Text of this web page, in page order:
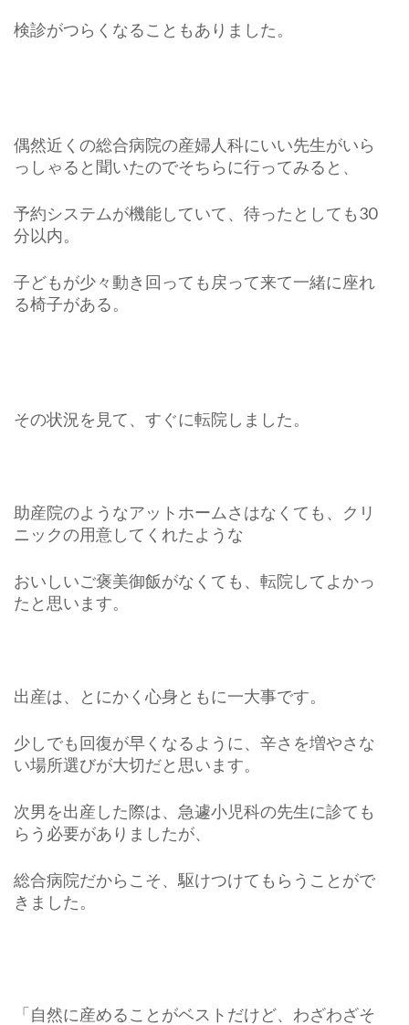
検診がつらくなることもありました。
偶然近くの総合病院の産婦人科にいい先生がいら
っしゃると聞いたのでそちらに行ってみると、
予約システムが機能していて、待ったとしても30
分以内。
子どもが少々動き回っても戻って来て一緒に座れ
る椅子がある。
その状況を見て、すぐに転院しました。
助産院のようなアットホームさはなくても、クリ
ニックの用意してくれたような
おいしいご褒美御飯がなくても、転院してよかっ
たと思います。
出産は、とにかく心身ともに一大事です。
少しでも回復が早くなるように、辛さを増やさな
い場所選びが大切だと思います。
次男を出産した際は、急遽小児科の先生に診ても
らう必要がありましたが、
総合病院だからこそ、駆けつけてもらうことがで
きました。
「自然に産めることがベストだけど、わざわざそ